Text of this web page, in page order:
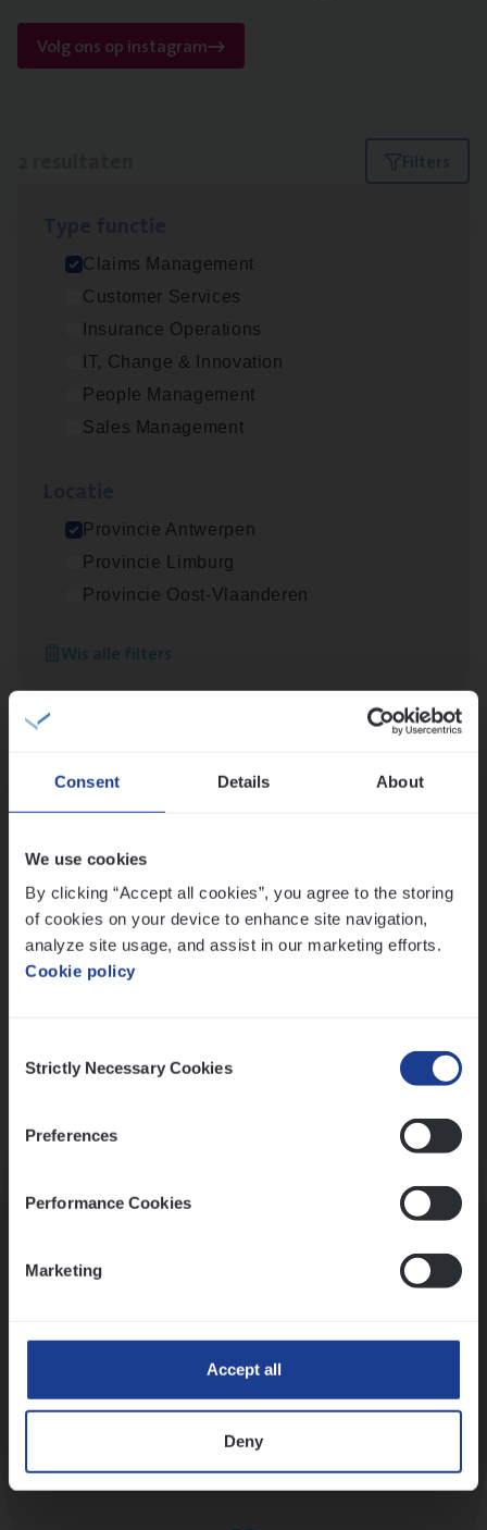
Consent Details About
We use cookies
By clicking “Accept all cookies”, you agree to the storing
of cookies on your device to enhance site navigation,
analyze site usage, and assist in our marketing efforts.
Cookie policy
Selection
Strictly Necessary Cookies
Preferences
Performance Cookies
Marketing
Accept all
Deny
Volg ons op instagram
Filters
Claims Management
Customer Services
Insurance Operations
IT, Change & Innovation
People Management
Sales Management
Provincie Antwerpen
Provincie Limburg
Provincie Oost-Vlaanderen
Wis alle filters
Claims­hand­ler Fleet&
Claims Management
Antwerpen
Scha­de Expert Fleet
Lees onze verhalen
Meer dan collega’s: hoe Julie en Aurélie elkaar
versterken
Mathias houdt van diepgaande dossiers én droge
humor
werk
Ons sollicitatieproces
Diepte-interview met leidinggevende